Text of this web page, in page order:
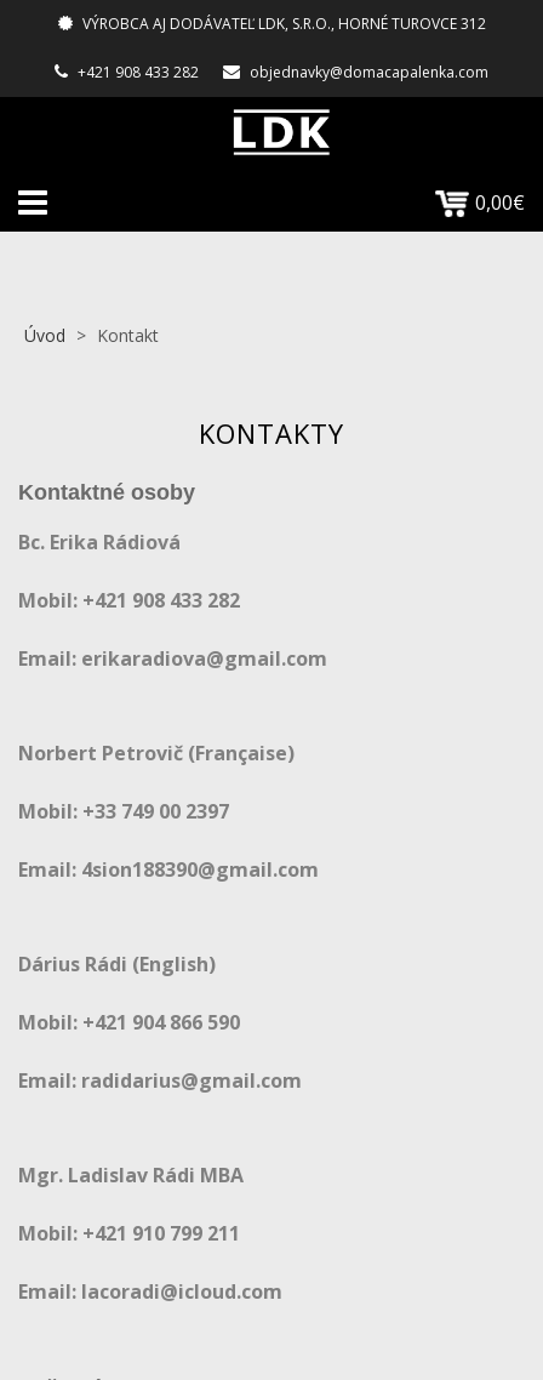
VÝROBCA AJ DODÁVATEĽ LDK, S.R.O., HORNÉ TUROVCE 312
+421 908 433 282 objednavky@domacapalenka.com
0,00€
Úvod > Kontakt
KONTAKTY
Kontaktné osoby
Bc. Erika Rádiová
Mobil: +421 908 433 282
Email: erikaradiova@gmail.com
Norbert Petrovič (Française)
Mobil: +33 749 00 2397
Email: 4sion188390@gmail.com
Dárius Rádi (English)
Mobil: +421 904 866 590
Email: radidarius@gmail.com
Mgr. Ladislav Rádi MBA
Mobil: +421 910 799 211
Email: lacoradi@icloud.com